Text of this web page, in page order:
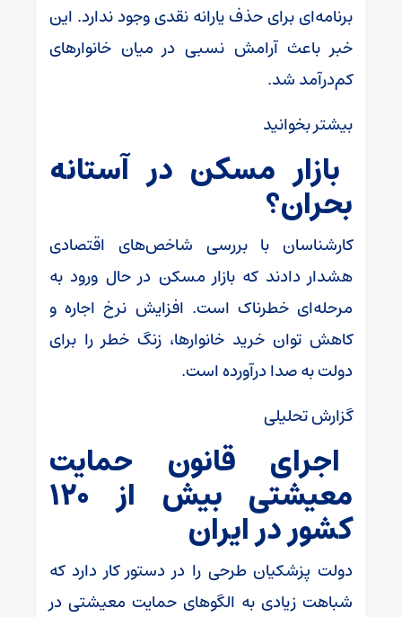
برنامه‌ای برای حذف یارانه نقدی وجود ندارد. این
خبر باعث آرامش نسبی در میان خانوارهای
کم‌درآمد شد.
بیشتر بخوانید
بازار مسکن در آستانه
بحران؟
کارشناسان با بررسی شاخص‌های اقتصادی
هشدار دادند که بازار مسکن در حال ورود به
مرحله‌ای خطرناک است. افزایش نرخ اجاره و
کاهش توان خرید خانوارها، زنگ خطر را برای
دولت به صدا درآورده است.
گزارش تحلیلی
اجرای قانون حمایت
معیشتی بیش از ۱۲۰
کشور در ایران
دولت پزشکیان طرحی را در دستور کار دارد که
شباهت زیادی به الگوهای حمایت معیشتی در